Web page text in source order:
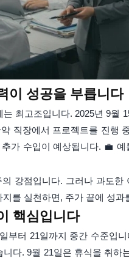
이 성공을 부릅니다
는 최고조입니다. 2025년 9월
직장에서 프로젝트를 진행
가 수입이 예상됩니다. 💼
강점입니다. 그러나 과도
를 실천하면, 주가 끝에 성과
핵심입니다
부터 21일까지 중간 수준입니
니다. 9월 21일은 휴식을 취